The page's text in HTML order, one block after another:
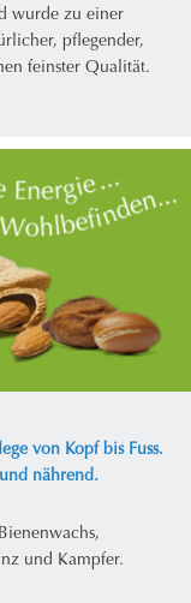
wurde zu einer
pflegender,
feinster Qualität.
von Kopf bis Fuss.
nährend.
und Kampfer.